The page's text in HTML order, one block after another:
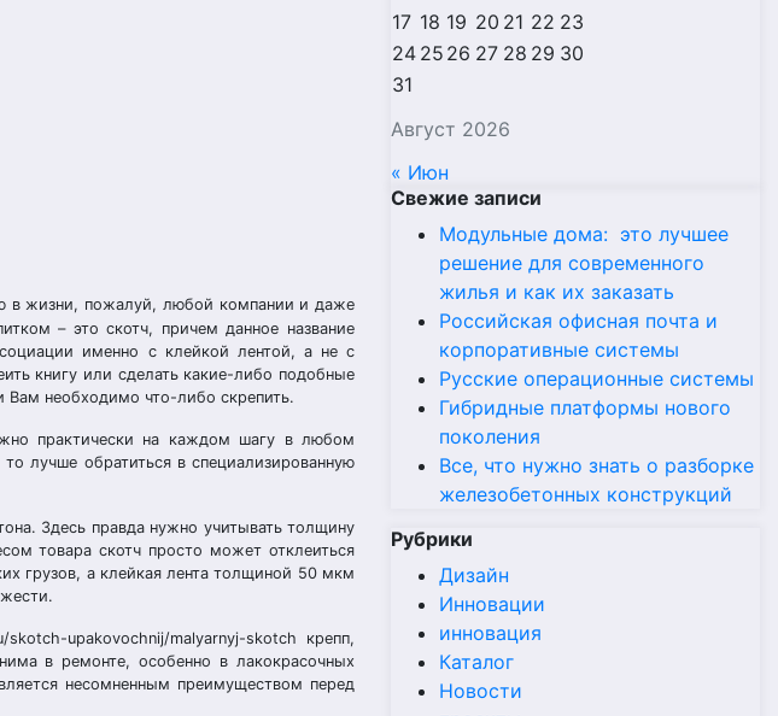
в жизни, пожалуй, любой компании и даже
– это скотч, причем данное название
именно с клейкой лентой, а не с
книгу или сделать какие-либо подобные
Вам необходимо что-либо скрепить.
практически на каждом шагу в любом
лучше обратиться в специализированную
Здесь правда нужно учитывать толщину
товара скотч просто может отклеиться
грузов, а клейкая лента толщиной 50 мкм
upakovochnij/malyarnyj-skotch крепп,
в ремонте, особенно в лакокрасочных
несомненным преимуществом перед
Август 2026
17 18 19 20 21 22 23
24 25 26 27 28 29 30
31
« Июн
Свежие записи
Модульные дома: это лучшее
решение для современного
жилья и как их заказать
Российская офисная почта и
корпоративные системы
Русские операционные системы
Гибридные платформы нового
поколения
Все, что нужно знать о разборке
железобетонных конструкций
Рубрики
Дизайн
Инновации
инновация
Каталог
Новости